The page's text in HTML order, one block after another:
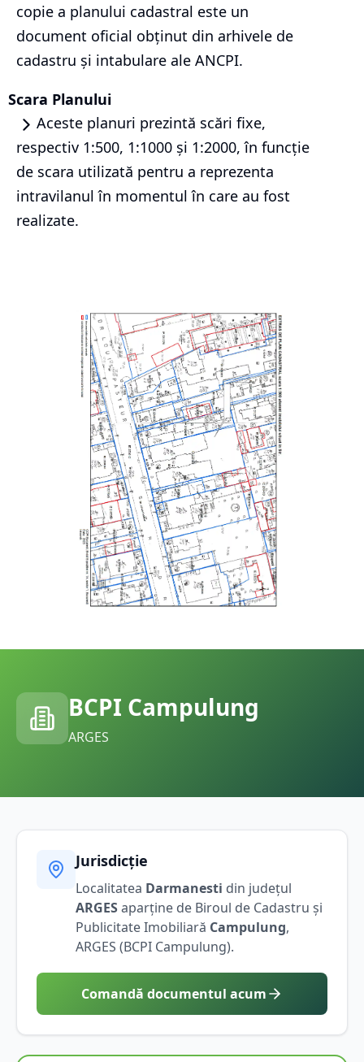
copie a planului cadastral este un
document oficial obținut din arhivele de
cadastru și intabulare ale ANCPI.
Scara Planului
Aceste planuri prezintă scări fixe,
respectiv 1:500, 1:1000 și 1:2000, în funcție
de scara utilizată pentru a reprezenta
intravilanul în momentul în care au fost
realizate.
BCPI Campulung
ARGES
Jurisdicție
Localitatea Darmanesti din județul
ARGESaparține de Biroul de Cadastru și
Publicitate Imobiliară Campulung,
ARGES (BCPI Campulung).
Comandă documentul acum